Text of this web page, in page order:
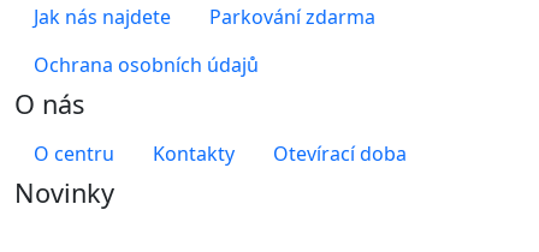
Jak nás najdete
Parkování zdarma
Ochrana osobních údajů
O nás
O centru Kontakty Otevírací doba
Novinky